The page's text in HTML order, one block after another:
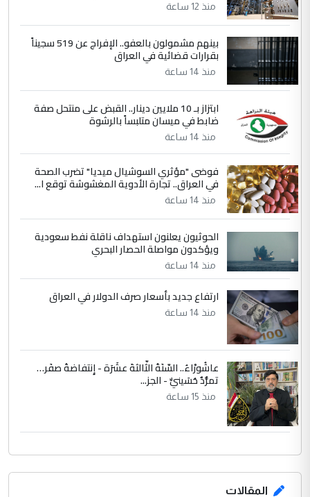
دقيق ومسؤول؛ فالاستثمار الحقيقي للإنسان
وثروات البلد يعتمد على الكفاءة ...
الموضوع :
بين الإهمال واغتصاب الأرض.. بلاد
الرافدين تعاني الجفاف والتصحر!!
التعليق : هذه الزيارة تنفع لبنان، دون الشعب
العراقي، الذي احترق بحر الصيف، في حين
حكومة الزيدي ...
الموضوع :
نواف سلام في بغداد.. "الفيول" مقابل
تصدير النفط العراقي
منذ 12 ساعة
بينهم مشمولون بالعفو.. الإفراج عن 519 سجيناً
بقرارات قضائية في العراق
منذ 14 ساعة
ابتزاز بـ 10 ملايين دينار.. القبض على منتحل صفة
ضابط في ميسان متلبساً بالرشوة
منذ 14 ساعة
فوضى "مؤثري السوشيال ميديا" تضرب الصحة
في العراق.. تجارة الأدوية المغشوشة توقع ا...
منذ 14 ساعة
الحوثيون يعلنون استهداف ناقلة نفط سعودية
ويؤكدون مواصلة الحصار البحري
منذ 14 ساعة
ارتفاع جديد بأسعار صرف الدولار في العراق
منذ 14 ساعة
عاشُورْاءُ.. السّنَةُ الثّالثةَ عشَرَة - إِنتفاضةُ صفَر…
تمرُّدٌ حُسَينيٌّ - الجز...
منذ 15 ساعة
المقالات